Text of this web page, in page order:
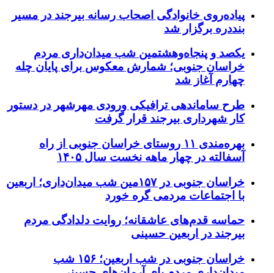
پیاده‌روی خانوادگی اصحاب رسانه بیرجند در مسیر
بنددره برگزار شد
یکصد و پنجاه‌وهشتمین شب میدان‌داری مردم
خراسان جنوبی؛ شمارش معکوس برای پایان چله
چهارم آغاز شد
طرح ساماندهی ترافیکی ورودی مهرشهر در دستور
کار شهرداری بیرجند قرار گرفت
بهره‌مندی ۱۱ روستای خراسان جنوبی از راه
آسفالته در چهار ماهه نخست سال ۱۴۰۵
خراسان جنوبی در ۱۵۷مین شب میدان‌داری؛ اربعین
با اجتماعات مردمی گره خورد
حماسه قدم‌های عاشقانه؛ روایت دلدادگی مردم
بیرجند در اربعین حسینی
خراسان جنوبی در شب اربعین؛ ۱۵۶ شب